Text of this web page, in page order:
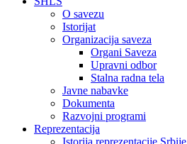
O savezu
Istorijat
Organizacija saveza
Organi Saveza
Upravni odbor
Stalna radna tela
Javne nabavke
Dokumenta
Razvojni programi
Reprezentacija
Istorija reprezentacije Srbije